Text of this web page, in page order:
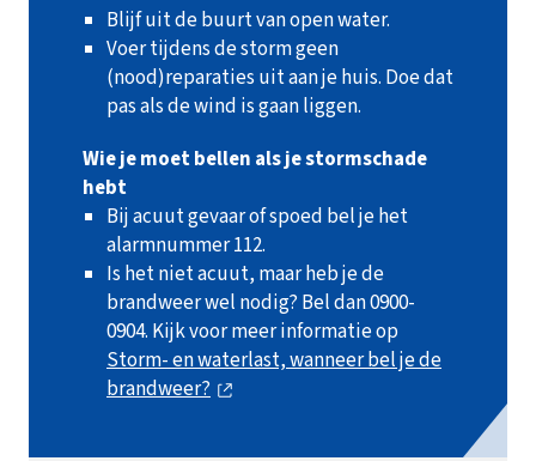
Blijf uit de buurt van open water.
Voer tijdens de storm geen
(nood)reparaties uit aan je huis. Doe dat
pas als de wind is gaan liggen.
Wie je moet bellen als je stormschade
hebt
Bij acuut gevaar of spoed bel je het
alarmnummer 112.
Is het niet acuut, maar heb je de
brandweer wel nodig? Bel dan 0900-
0904. Kijk voor meer informatie op
Storm- en waterlast, wanneer bel je de
brandweer?